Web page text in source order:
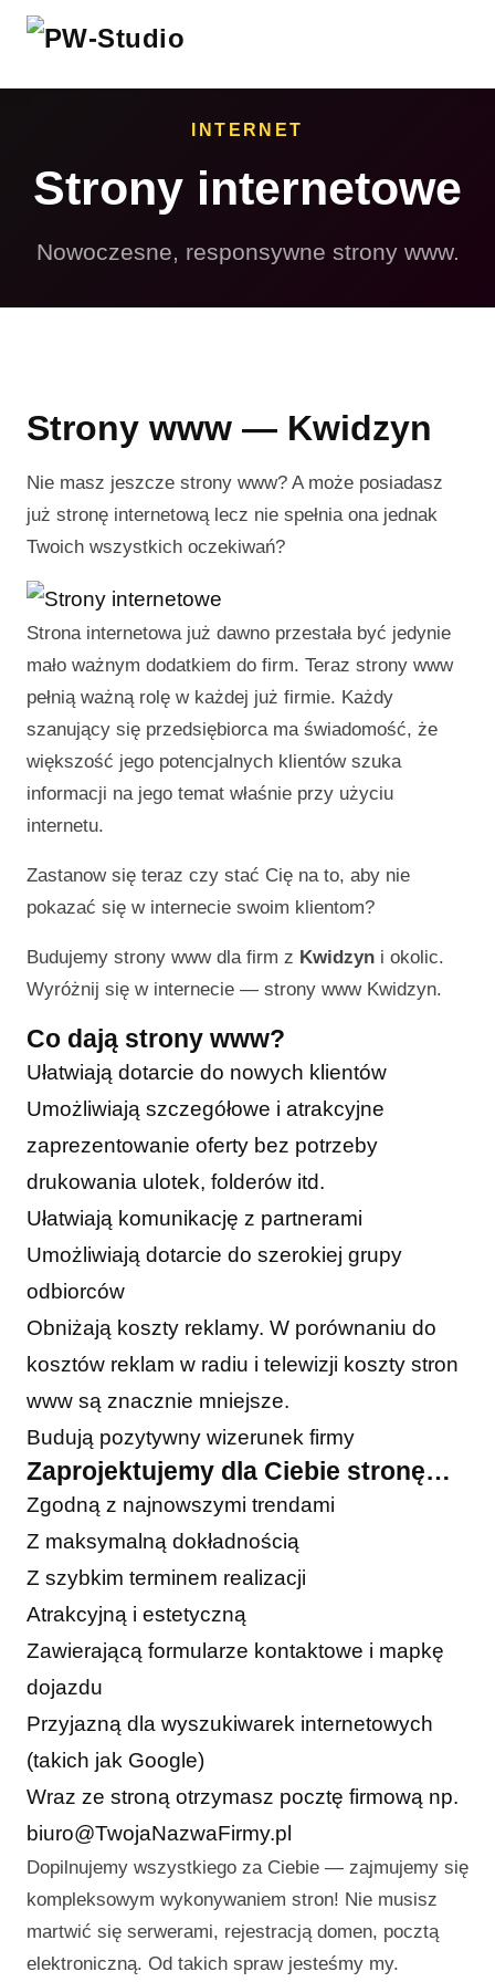
INTERNET
Strony internetowe
Nowoczesne, responsywne strony www.
Strony www — Kwidzyn
Nie masz jeszcze strony www? A może posiadasz
już stronę internetową lecz nie spełnia ona jednak
Twoich wszystkich oczekiwań?
Strona internetowa już dawno przestała być jedynie
mało ważnym dodatkiem do firm. Teraz strony www
pełnią ważną rolę w każdej już firmie. Każdy
szanujący się przedsiębiorca ma świadomość, że
większość jego potencjalnych klientów szuka
informacji na jego temat właśnie przy użyciu
internetu.
Zastanow się teraz czy stać Cię na to, aby nie
pokazać się w internecie swoim klientom?
Budujemy strony www dla firm z Kwidzyn i okolic.
Wyróżnij się w internecie — strony www Kwidzyn.
Co dają strony www?
Ułatwiają dotarcie do nowych klientów
Umożliwiają szczegółowe i atrakcyjne
zaprezentowanie oferty bez potrzeby
drukowania ulotek, folderów itd.
Ułatwiają komunikację z partnerami
Umożliwiają dotarcie do szerokiej grupy
odbiorców
Obniżają koszty reklamy. W porównaniu do
kosztów reklam w radiu i telewizji koszty stron
www są znacznie mniejsze.
Budują pozytywny wizerunek firmy
Zaprojektujemy dla Ciebie stronę…
Zgodną z najnowszymi trendami
Z maksymalną dokładnością
Z szybkim terminem realizacji
Atrakcyjną i estetyczną
Zawierającą formularze kontaktowe i mapkę
dojazdu
Przyjazną dla wyszukiwarek internetowych
(takich jak Google)
Wraz ze stroną otrzymasz pocztę firmową np.
biuro@TwojaNazwaFirmy.pl
Dopilnujemy wszystkiego za Ciebie — zajmujemy się
kompleksowym wykonywaniem stron! Nie musisz
martwić się serwerami, rejestracją domen, pocztą
elektroniczną. Od takich spraw jesteśmy my.